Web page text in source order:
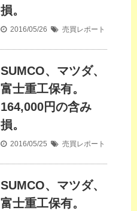
損。
2016/05/26 売買レポート
SUMCO、マツダ、
富士重工保有。
164,000円の含み
損。
2016/05/25 売買レポート
SUMCO、マツダ、
富士重工保有。